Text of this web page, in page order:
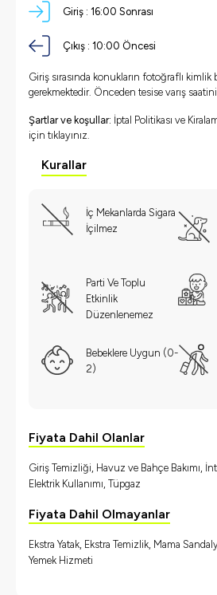
Giriş : 16:00 Sonrası
Çıkış : 10:00 Öncesi
Giriş sırasında konukların fotoğraflı kimlik
gerekmektedir. Önceden tesise varış
Şartlar ve koşullar: İptal Politikası ve
için tıklayınız.
Kurallar
İç Mekanlarda Sigara
İçilmez
Parti Ve Toplu
Etkinlik
Düzenlenemez
Bebeklere Uygun (0-
2)
Fiyata Dahil Olanlar
Giriş Temizliği, Havuz ve Bahçe Bakımı,
Elektrik Kullanımı, Tüpgaz
Fiyata Dahil Olmayanlar
Ekstra Yatak, Ekstra Temizlik, Mama
Yemek Hizmeti